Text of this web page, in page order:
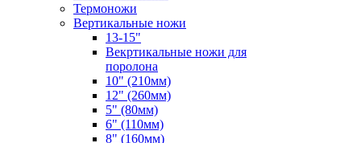
Термоножи
Вертикальные ножи
13-15"
Векртикальные ножи для
поролона
10" (210мм)
12" (260мм)
5" (80мм)
6" (110мм)
8" (160мм)